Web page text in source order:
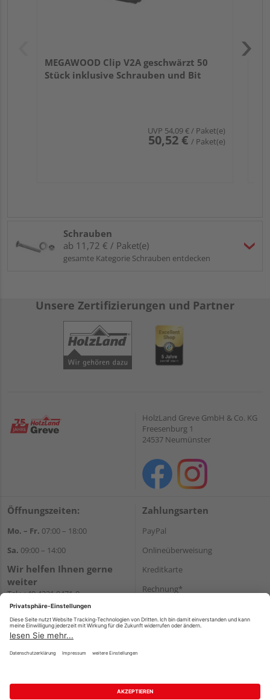
MEGAWOOD Clip V2A geschwärzt 50
Stück inklusive Schrauben und Bit
UVP 54,09 €/ Paket(e)
50,52 € / Paket(e)
Schrauben
ab 11,72 € / Paket(e)
gesamte Kategorie Schrauben entdecken
Unsere Zertifizierungen und Partner
HolzLand Greve GmbH & Co. KG
Freesenburg 1
24537 Neumünster
Öffnungszeiten:
Mo. – Fr. 07:00 – 18:00
Sa. 09:00 – 14:00
Wir helfen Ihnen gerne
weiter
Tel.:+49 4321 9471-0
E-Mail:shop@holzland-greve.de
Zahlungsarten
PayPal
Onlineüberweisung
Kreditkarte
Rechnung*
Versand
Impressum AGB Widerruf
Datenschutz